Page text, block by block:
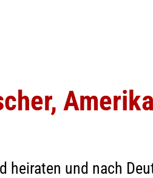
heiraten und nach